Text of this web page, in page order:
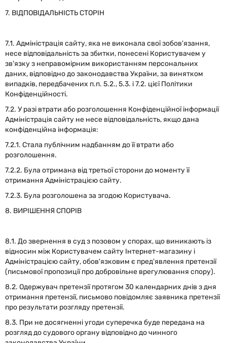
7. ВІДПОВІДАЛЬНІСТЬ СТОРІН
7.1. Адміністрація сайту, яка не виконала свої зобов'язання,
несе відповідальність за збитки, понесені Користувачем у
зв'язку з неправомірним використанням персональних
даних, відповідно до законодавства України, за винятком
випадків, передбачених п.п. 5.2., 5.3. і 7.2. цієї Політики
Конфіденційності.
7.2. У разі втрати або розголошення Конфіденційної інформації
Адміністрація сайту не несе відповідальність, якщо дана
конфіденційна інформація:
7.2.1. Стала публічним надбанням до її втрати або
розголошення.
7.2.2. Була отримана від третьої сторони до моменту її
отримання Адміністрацією сайту.
7.2.3. Була розголошена за згодою Користувача.
8. ВИРІШЕННЯ СПОРІВ
8.1. До звернення в суд з позовом у спорах, що виникають із
відносин між Користувачем сайту Інтернет-магазину і
Адміністрацією сайту, обов'язковим є пред'явлення претензії
(письмової пропозиції про добровільне врегулювання спору).
8.2. Одержувач претензії протягом 30 календарних днів з дня
отримання претензії, письмово повідомляє заявника претензії
про результати розгляду претензії.
8.3. При не досягненні угоди суперечка буде передана на
розгляд до судового органу відповідно до чинного